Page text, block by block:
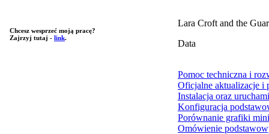
Chcesz wesprzeć moją pracę?
Zajrzyj tutaj - link.
Lara Croft and the
Data
Pomoc techniczna i
Oficjalne aktualizacje i
Instalacja oraz
Konfiguracja
Porównanie grafiki
Omówienie